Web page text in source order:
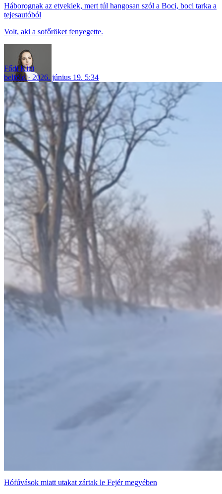
Háborognak az etyekiek, mert túl hangosan szól a Boci, boci tarka a
tejesautóból
Volt, aki a sofőröket fenyegette.
Fődi Kitti
belföld
2026. június 19. 5:34
Hófúvások miatt utakat zártak le Fejér megyében